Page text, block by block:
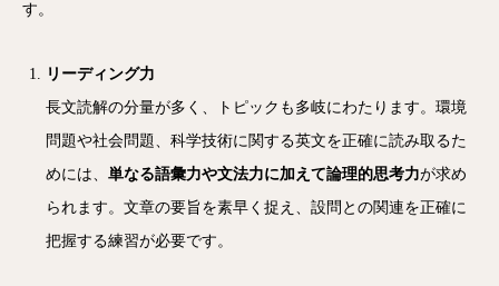
す。
リーディング力
長文読解の分量が多く、トピックも多岐にわたります。環境
問題や社会問題、科学技術に関する英文を正確に読み取るた
めには、 単なる語彙力や文法力に加えて論理的思考力が求め
られます。文章の要旨を素早く捉え、設問との関連を正確に
把握する練習が必要です。